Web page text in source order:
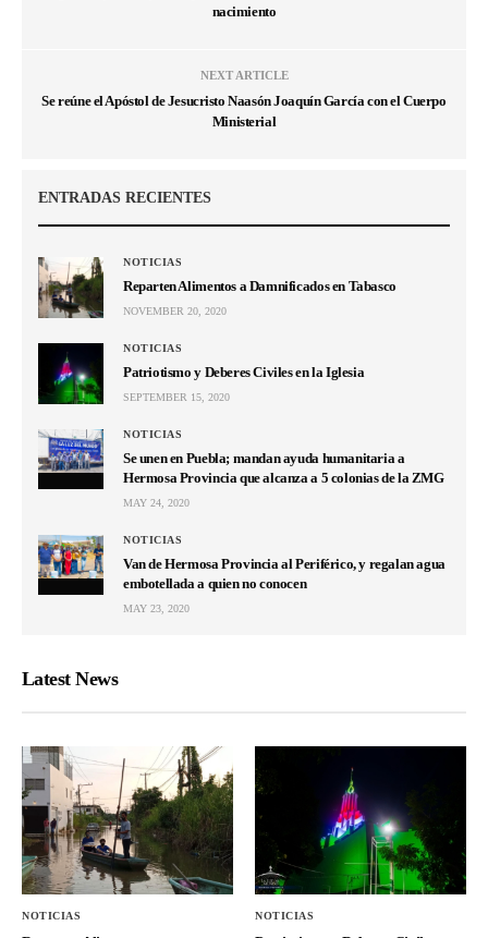
nacimiento
NEXT ARTICLE
Se reúne el Apóstol de Jesucristo Naasón Joaquín García con el Cuerpo
Ministerial
ENTRADAS RECIENTES
NOTICIAS
Reparten Alimentos a Damnificados en Tabasco
NOVEMBER 20, 2020
NOTICIAS
Patriotismo y Deberes Civiles en la Iglesia
SEPTEMBER 15, 2020
NOTICIAS
Se unen en Puebla; mandan ayuda humanitaria a
Hermosa Provincia que alcanza a 5 colonias de la ZMG
MAY 24, 2020
NOTICIAS
Van de Hermosa Provincia al Periférico, y regalan agua
embotellada a quien no conocen
MAY 23, 2020
Latest News
NOTICIAS NOTICIAS